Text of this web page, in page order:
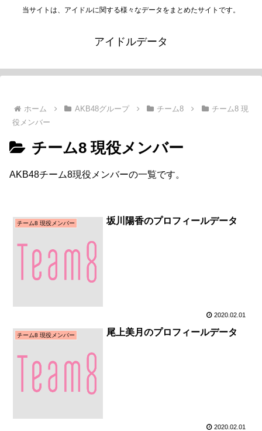
当サイトは、アイドルに関する様々なデータをまとめたサイトです。
アイドルデータ
ホーム AKB48グループ チーム8
チーム8 現
役メンバー
チーム8 現役メンバー
AKB48チーム8現役メンバーの一覧です。
チーム8 現役メンバー 坂川陽香のプロフィールデータ
2020.02.01
チーム8 現役メンバー 尾上美月のプロフィールデータ
2020.02.01